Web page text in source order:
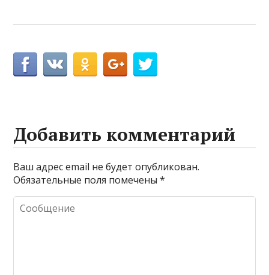
Добавить комментарий
Ваш адрес email не будет опубликован.
Обязательные поля помечены*